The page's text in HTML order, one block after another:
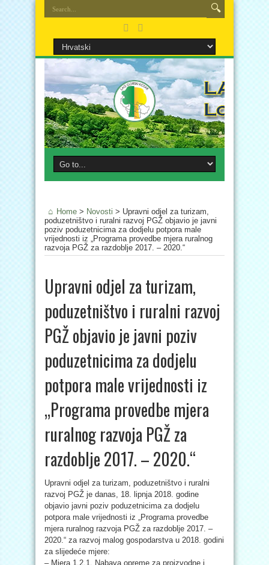
Home > Novosti > Upravni odjel za turizam,
poduzetništvo i ruralni razvoj PGŽ objavio je javni
poziv poduzetnicima za dodjelu potpora male
vrijednosti iz „Programa provedbe mjera ruralnog
razvoja PGŽ za razdoblje 2017. – 2020.“
Upravni odjel za turizam,
poduzetništvo i ruralni razvoj
PGŽ objavio je javni poziv
poduzetnicima za dodjelu
potpora male vrijednosti iz
„Programa provedbe mjera
ruralnog razvoja PGŽ za
razdoblje 2017. – 2020.“
Upravni odjel za turizam, poduzetništvo i ruralni
razvoj PGŽ je danas, 18. lipnja 2018. godine
objavio javni poziv poduzetnicima za dodjelu
potpora male vrijednosti iz „Programa provedbe
mjera ruralnog razvoja PGŽ za razdoblje 2017. –
2020.“ za razvoj malog gospodarstva u 2018. godini
za slijedeće mjere:
– Mjera 1.2.1. Nabava opreme za proizvodne i